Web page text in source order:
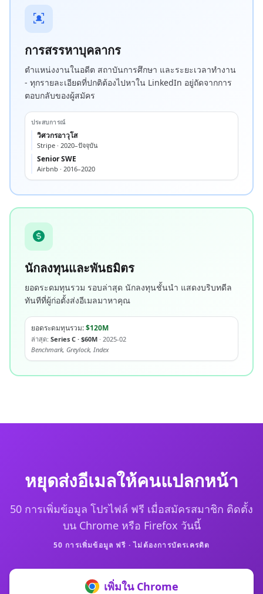
การสรรหาบุคลากร
ตำแหน่งงานในอดีต สถาบันการศึกษา และระยะเวลาทำงาน
- ทุกรายละเอียดที่ปกติต้องไปหาใน LinkedIn อยู่ถัดจากการ
ตอบกลับของผู้สมัคร
ประสบการณ์
วิศวกรอาวุโส
Stripe · 2020–ปัจจุบัน
Senior SWE
Airbnb · 2016–2020
นักลงทุนและพันธมิตร
ยอดระดมทุนรวม รอบล่าสุด นักลงทุนชั้นนำ แสดงบริบทดีล
ทันทีที่ผู้ก่อตั้งส่งอีเมลมาหาคุณ
ยอดระดมทุนรวม:$120M
ล่าสุด: Series C · $60M · 2025-02
Benchmark, Greylock, Index
หยุดส่งอีเมลให้คนแปลกหน้า
50 การเพิ่มข้อมูล โปรไฟล์ ฟรี เมื่อสมัครสมาชิก ติดตั้ง
บน Chrome หรือ Firefox วันนี้
50 การเพิ่มข้อมูล ฟรี · ไม่ต้องการบัตรเครดิต
เพิ่มใน Chrome